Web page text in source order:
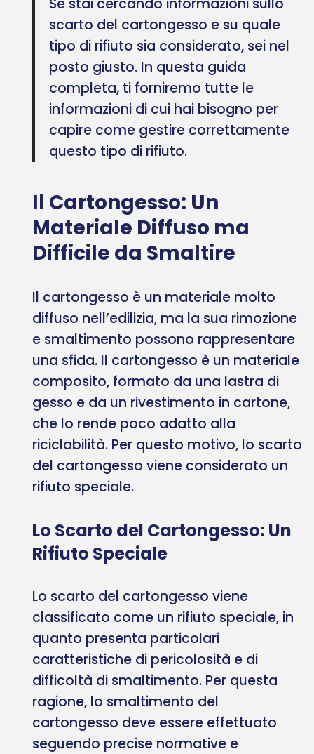
scarto del cartongesso e su quale
tipo di rifiuto sia considerato, sei nel
posto giusto. In questa guida
completa, ti forniremo tutte le
informazioni di cui hai bisogno per
capire come gestire correttamente
questo tipo di rifiuto.
Il Cartongesso: Un
Materiale Diffuso ma
Difficile da Smaltire
Il cartongesso è un materiale molto
diffuso nell’edilizia, ma la sua rimozione
e smaltimento possono rappresentare
una sfida. Il cartongesso è un materiale
composito, formato da una lastra di
gesso e da un rivestimento in cartone,
che lo rende poco adatto alla
riciclabilità. Per questo motivo, lo scarto
del cartongesso viene considerato un
rifiuto speciale.
Lo Scarto del Cartongesso: Un
Rifiuto Speciale
Lo scarto del cartongesso viene
classificato come un rifiuto speciale, in
quanto presenta particolari
caratteristiche di pericolosità e di
difficoltà di smaltimento. Per questa
ragione, lo smaltimento del
cartongesso deve essere effettuato
seguendo precise normative e